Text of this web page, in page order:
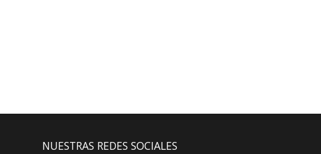
NUESTRAS REDES SOCIALES